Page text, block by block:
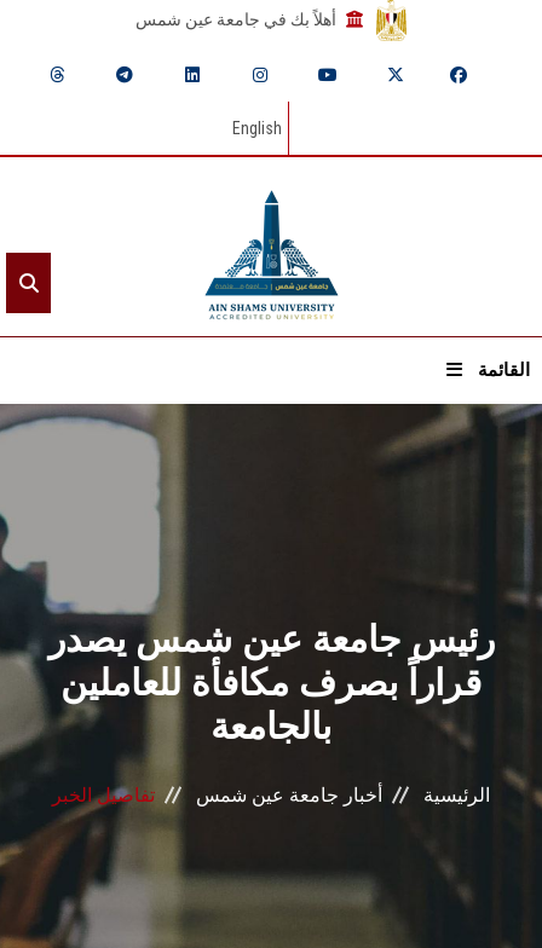
أهلاً بك في جامعة عين شمس
English
القائمة
الرئيسيـة
القطاعـات
الشئون الأكاديمية
البحث العلمي
المراكز والوحدات
الأنظمة الذكية
رئيس جامعة عين شمس يصدر
قراراً بصرف مكافأة للعاملين
بالجامعة
الرئيسية أخبار جامعة عين شمس تفاصيل الخبر